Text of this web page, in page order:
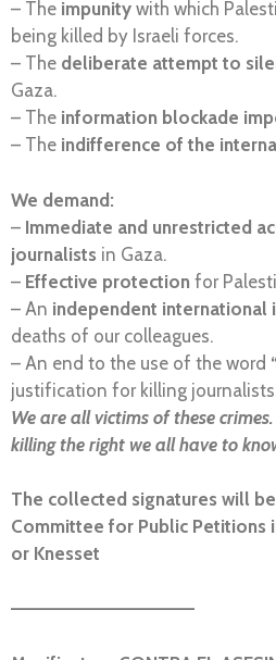
– The impunity with which
being killed by Israeli forces.
– The deliberate attempt to
Gaza.
– The information blockade
– The indifference of the
We demand:
– Immediate and unrestricted
journalists in Gaza.
– Effective protection for
– An independent international
deaths of our colleagues.
– An end to the use of the word
justification for killing
We are all victims of these
killing the right we all have to
The collected signatures will
Committee for Public Petitions
or Knesset
—————————————